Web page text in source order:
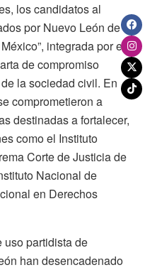
los candidatos al
por Nuevo León de la
integrada por el
de compromiso
la sociedad civil. En
comprometieron a
destinadas a fortalecer,
como el Instituto
Corte de Justicia de
Nacional de
en Derechos
uso partidista de
han desencadenado